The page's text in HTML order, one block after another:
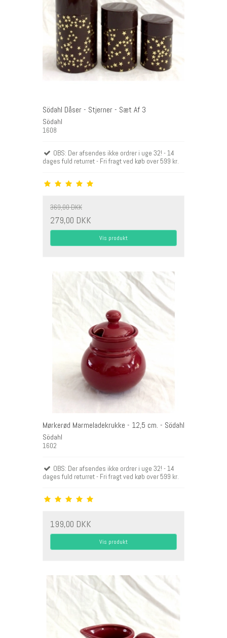
Södahl Dåser - Stjerner - Sæt Af 3
Södahl
1608
OBS: Der afsendes ikke ordrer i uge 32! - 14
dages fuld returret - Fri fragt ved køb over 599 kr.
369,00 DKK
279,00 DKK
Vis produkt
Mørkerød Marmeladekrukke - 12,5 cm. - Södahl
Södahl
1602
OBS: Der afsendes ikke ordrer i uge 32! - 14
dages fuld returret - Fri fragt ved køb over 599 kr.
199,00 DKK
Vis produkt